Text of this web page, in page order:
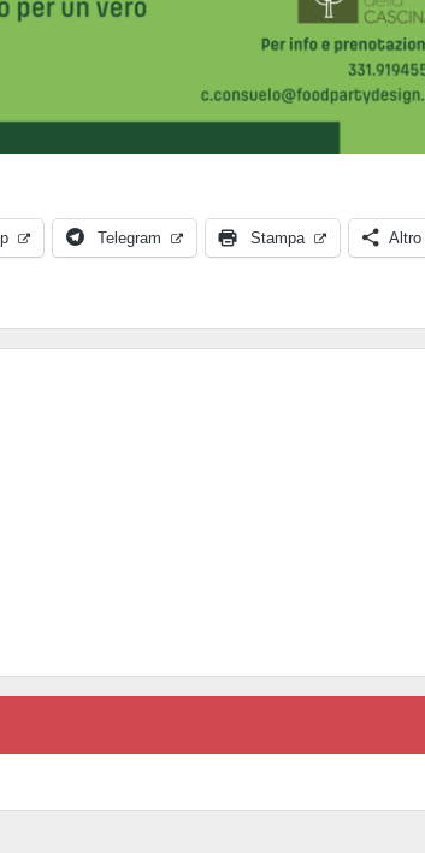
Telegram Stampa Altro